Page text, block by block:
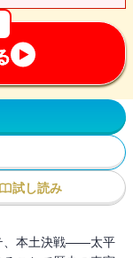
試し読み
、本土決戦――太平